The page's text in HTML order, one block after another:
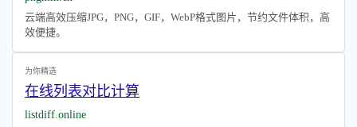
云端高效压缩JPG，PNG，GIF，WebP格式图片，节约文件体积，高
效便捷。
为你精选
在线列表对比计算
listdiff.online